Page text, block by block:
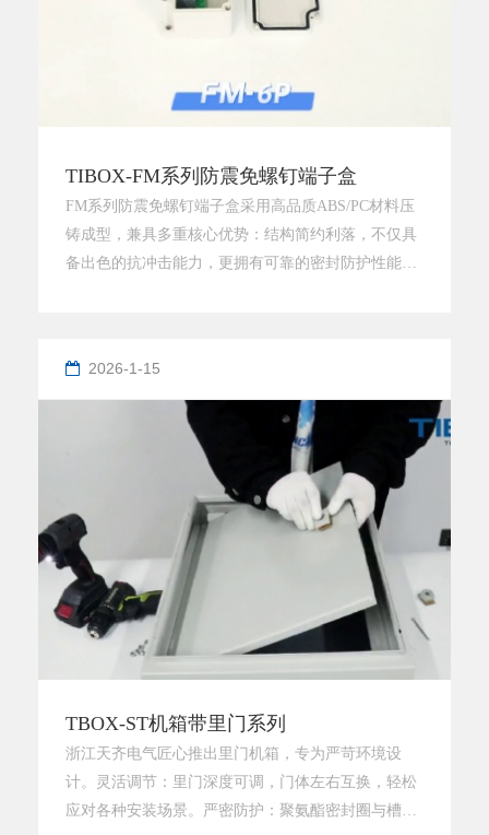
TIBOX-FM系列防震免螺钉端子盒
FM系列防震免螺钉端子盒采用高品质ABS/PC材料压
铸成型，兼具多重核心优势：结构简约利落，不仅具
备出色的抗冲击能力，更拥有可靠的密封防护性能与
100只及以上时，可提供专属的并联定制服务。
2026-1-15
TBOX-ST机箱带里门系列
浙江天齐电气匠心推出里门机箱，专为严苛环境设
计。灵活调节：里门深度可调，门体左右互换，轻松
应对各种安装场景。严密防护：聚氨酯密封圈与槽型